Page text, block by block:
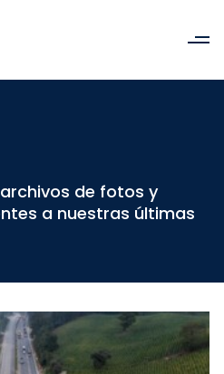
de fotos y
a nuestras últimas